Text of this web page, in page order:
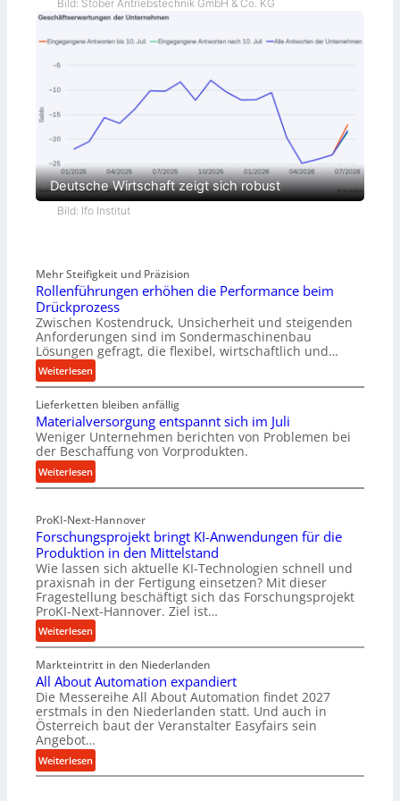
Bild: Stöber Antriebstechnik GmbH & Co. KG
Deutsche Wirtschaft zeigt sich robust
Bild: Ifo Institut
Mehr Steifigkeit und Präzision
Rollenführungen erhöhen die Performance beim
Drückprozess
Zwischen Kostendruck, Unsicherheit und steigenden
Anforderungen sind im Sondermaschinenbau
Lösungen gefragt, die flexibel, wirtschaftlich und…
Weiterlesen:
R
o
l
l
e
n
f
h
r
u
n
g
e
n
e
r
h
ö
h
e
n
d
i
Lieferketten bleiben anfällig
Materialversorgung entspannt sich im Juli
Weniger Unternehmen berichten von Problemen bei
der Beschaffung von Vorprodukten.
Weiterlesen:
M
t
e
r
i
a
l
v
e
r
g
u
n
g
ProKI-Next-Hannover
Forschungsprojekt bringt KI-Anwendungen für die
Produktion in den Mittelstand
Wie lassen sich aktuelle KI-Technologien schnell und
praxisnah in der Fertigung einsetzen? Mit dieser
Fragestellung beschäftigt sich das Forschungsprojekt
ProKI-Next-Hannover. Ziel ist…
Weiterlesen:
F
o
r
s
c
h
u
n
Markteintritt in den Niederlanden
All About Automation expandiert
Die Messereihe All About Automation findet 2027
erstmals in den Niederlanden statt. Und auch in
Österreich baut der Veranstalter Easyfairs sein
Angebot…
Weiterlesen:
A